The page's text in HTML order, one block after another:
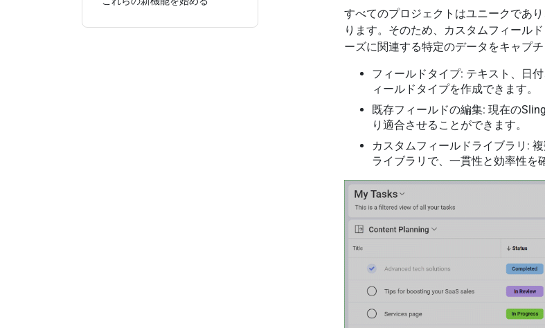
すべてのプロジェクトはユニークであ
ります。そのため、カスタムフィール
ーズに関連する特定のデータをキャプ
フィールドタイプ: テキスト、日
ィールドタイプを作成できます。
既存フィールドの編集: 現在の
り適合させることができます。
カスタムフィールドライブラリ:
ライブラリで、一貫性と効率性を